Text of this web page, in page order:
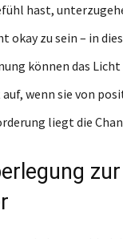
hast,
okay zu sein – in
können das
auf, wenn sie von
liegt die